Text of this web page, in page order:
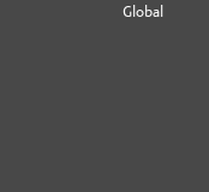
Global